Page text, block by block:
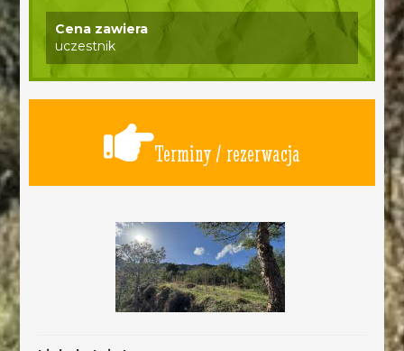
Cena zawiera
uczestnik
Terminy / rezerwacja